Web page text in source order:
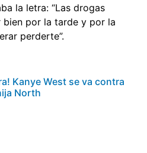
la letra: “Las drogas
bien por la tarde y por la
perderte”.
Kanye West se va contra
North